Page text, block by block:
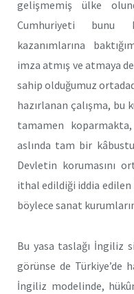
gelişmemiş ülke
Cumhuriyeti bunu
kazanımlarına
imza atmış ve atmaya
sahip olduğumuz
hazırlanan çalışma, bu
tamamen
aslında tam bir
Devletin korumasını
ithal edildiği iddia
böylece sanat
Bu yasa taslağı İngiliz
görünse de Türkiye’de
İngiliz modelinde,